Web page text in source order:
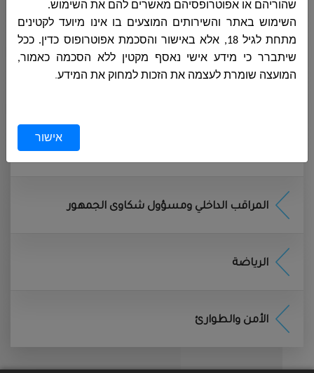
الخدمات البيطرية
المراقب الداخلي ومسؤول شكاوى الجمهور
الرياضة
الأمن والطوارئ
שהוריהם או אפוטרופסיהם מאשרים להם את השימוש.
השימוש באתר והשירותים המוצעים בו אינו מיועד לקטינים
מתחת לגיל 18, אלא באישור והסכמת אפוטרופוס כדין. ככל
שיתברר כי מידע אישי נאסף מקטין ללא הסכמה כאמור,
המועצה שומרת לעצמה את הזכות למחוק את המידע.
ותקין, והמועצה לא אחראית לנזקים שיגרמו כתוצאה ממידע
לשכפל את תוכן האתר או להשתמש בו לכל מטרה מסחרית
או שאינה אישית.
בהחלט.
איסור על פגיעה בזכויות אחרים
המועצה היא בעלת מאגרי המידע בהתאם לחוק הגנת
הפרטיות, ומנהלת את מאגרי המידע המשמשים לצורך
אישור